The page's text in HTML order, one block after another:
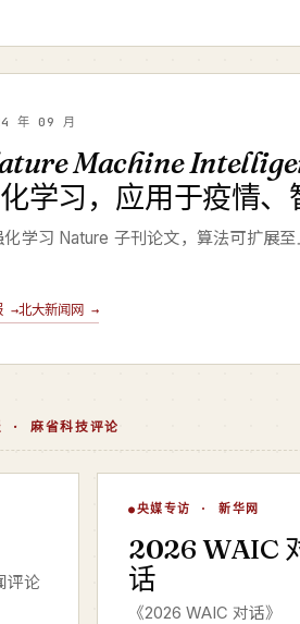
年 09 月
Machine
学习，应用于疫情、
学习 Nature 子刊论文，算法可扩展
→北大新闻网 →
麻省科技评论
评论
WAIC 对话
新华网 · 2026
▶
央媒专访 · 新华网
2026 WAIC
话
《2026 WAIC 对话》